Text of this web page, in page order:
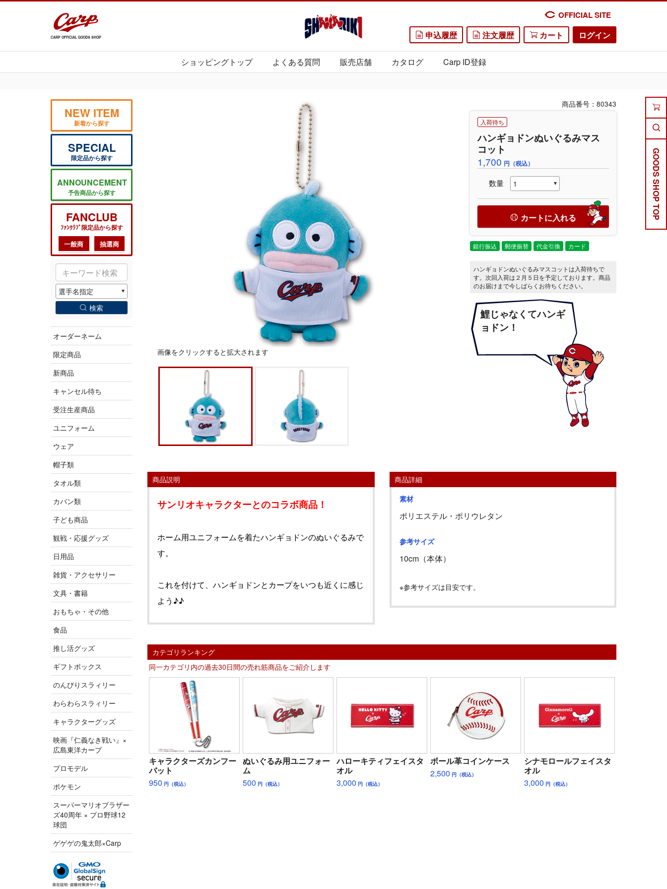
CARP OFFICIAL GOODS SHOP
OFFICIAL SITE
申込履歴 注文履歴 カート ログイン
ショッピングトップ よくある質問 販売店舗 カタログ Carp ID登録
NEW ITEM
新着から探す
SPECIAL
限定品から探す
ANNOUNCEMENT
予告商品から探す
FANCLUB
ﾌｧﾝｸﾗﾌﾞ限定品から探す
一般商
抽選商
検索
オーダーネーム
限定商品
新商品
キャンセル待ち
受注生産商品
ユニフォーム
ウェア
帽子類
タオル類
カバン類
子ども商品
観戦・応援グッズ
日用品
雑貨・アクセサリー
文具・書籍
おもちゃ・その他
食品
推し活グッズ
ギフトボックス
のんびりスラィリー
わらわらスラィリー
キャラクターグッズ
映画『仁義なき戦い』×
広島東洋カープ
プロモデル
ポケモン
スーパーマリオブラザー
ズ40周年 × プロ野球12
球団
ゲゲゲの鬼太郎×Carp
GOODS SHOP TOP
画像をクリックすると拡大されます
商品番号：80343
入荷待ち
ハンギョドンぬいぐるみマス
コット
1,700 円（税込）
数量
カートに入れる
銀行振込 郵便振替 代金引換 カード
ハンギョドンぬいぐるみマスコットは入荷待ちで
す。次回入荷は２月５日を予定しております。商品
のお届けまで今しばらくお待ちください。
鯉じゃなくてハンギ
ョドン！
商品説明
サンリオキャラクターとのコラボ商品！
ホーム用ユニフォームを着たハンギョドンのぬいぐるみで
す。
これを付けて、ハンギョドンとカープをいつも近くに感じ
よう♪♪
商品詳細
素材
ポリエステル・ポリウレタン
参考サイズ
10cm（本体）
※参考サイズは目安です。
カテゴリランキング
同一カテゴリ内の過去30日間の売れ筋商品をご紹介します
キャラクターズカンフー
バット
950 円（税込）
ぬいぐるみ用ユニフォー
ム
500 円（税込）
ハローキティフェイスタ
オル
3,000 円（税込）
ボール革コインケース
2,500 円（税込）
シナモロールフェイスタ
オル
3,000 円（税込）